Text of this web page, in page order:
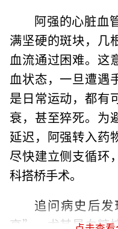
阿强的心脏血
满坚硬的斑块，几
血流通过困难。这
血状态，一旦遭遇
是日常运动，都有
衰，甚至猝死。为
延迟，阿强转入药
尽快建立侧支循环
科搭桥手术。
追问病史后
高”，尤其是血糖